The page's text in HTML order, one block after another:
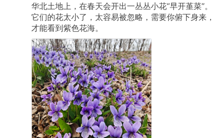
华北土地上，在春天会开出一丛丛小花“早开堇菜”。
它们的花太小了，太容易被忽略，需要你俯下身来，
才能看到紫色花海。